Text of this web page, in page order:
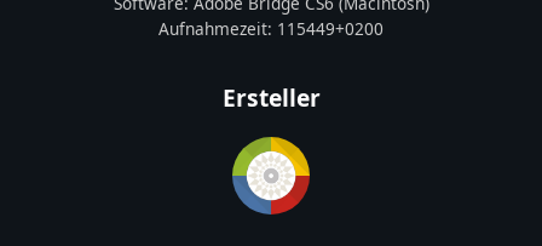
Aufnahmezeit: 115449+0200
Ersteller